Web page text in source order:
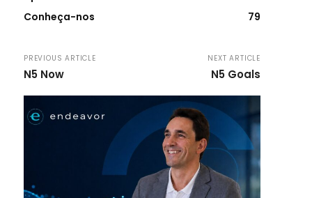
Conheça-nos
79
PREVIOUS ARTICLE
N5 Now
NEXT ARTICLE
N5 Goals